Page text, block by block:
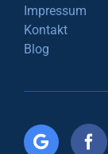
Impressum
Kontakt
Blog